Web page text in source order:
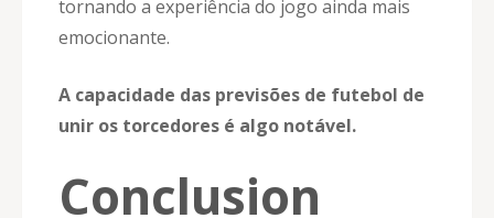
tornando a experiência do jogo ainda mais
emocionante.
A capacidade das previsões de futebol de
unir os torcedores é algo notável.
Conclusion